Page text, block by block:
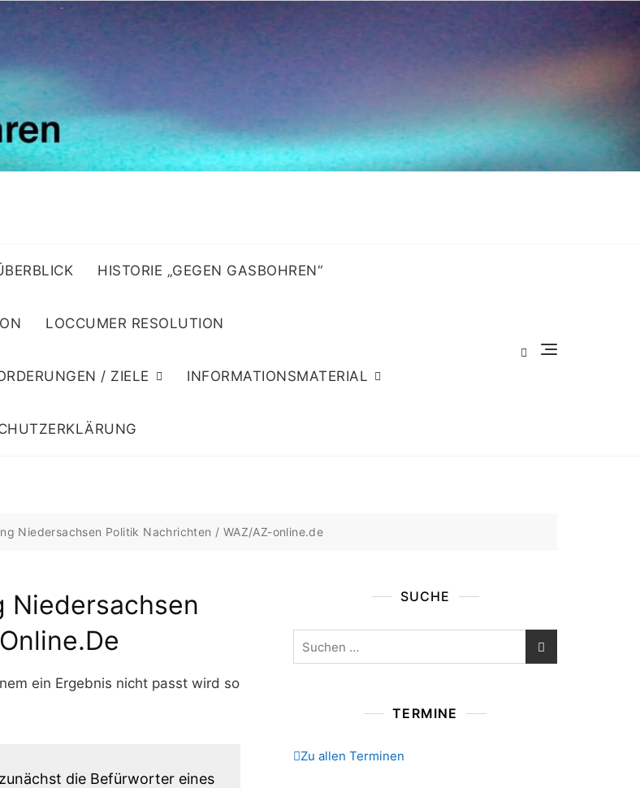
HISTORIE „GEGEN GASBOHREN“
LOCCUMER RESOLUTION
/ ZIELE INFORMATIONSMATERIAL
Niedersachsen Politik Nachrichten / WAZ/AZ-online.de
Niedersachsen
ein Ergebnis nicht passt wird so
die Befürworter eines
SUCHE
TERMINE
Zu allen Terminen